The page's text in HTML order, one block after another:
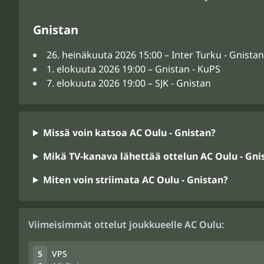
Gnistan
26. heinäkuuta 2026 15:00 – Inter Turku - Gnistan
1. elokuuta 2026 19:00 – Gnistan - KuPS
7. elokuuta 2026 19:00 – SJK - Gnistan
Missä voin katsoa AC Oulu - Gnistan?
Mikä TV-kanava lähettää ottelun AC Oulu -
Miten voin striimata AC Oulu - Gnistan?
Viimeisimmät ottelut joukkueelle AC Oulu:
5
VPS